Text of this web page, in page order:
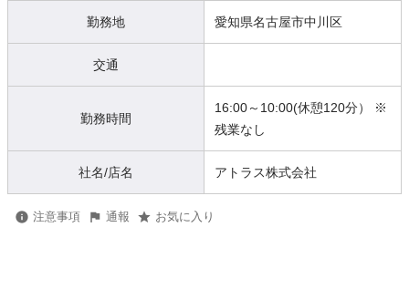
勤務地 愛知県名古屋市中川区
交通
勤務時間
16:00～10:00(休憩120分） ※
残業なし
社名/店名 アトラス株式会社
注意事項 通報 お気に入り